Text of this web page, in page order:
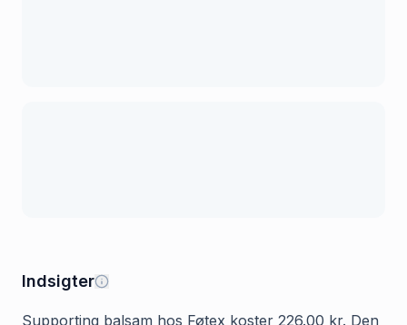
Indsigter
Supporting balsam hos Føtex koster 226.00 kr. Den